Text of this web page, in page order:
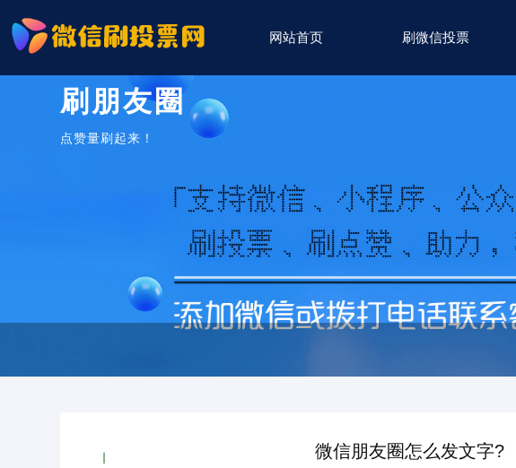
网站首页 刷微信投票
刷朋友圈
点赞量刷起来！
微信朋友圈怎么发文字?